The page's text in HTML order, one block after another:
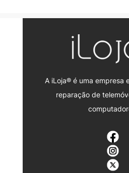
A iLoja® é uma empresa
reparação de